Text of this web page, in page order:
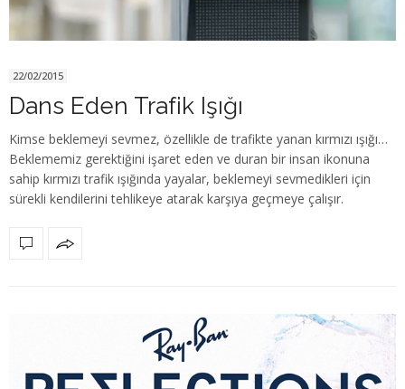
22/02/2015
Dans Eden Trafik Işığı
Kimse beklemeyi sevmez, özellikle de trafikte yanan kırmızı ışığı…
Beklememiz gerektiğini işaret eden ve duran bir insan ikonuna
sahip kırmızı trafik ışığında yayalar, beklemeyi sevmedikleri için
sürekli kendilerini tehlikeye atarak karşıya geçmeye çalışır.